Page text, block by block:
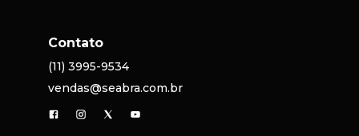
Contato
(11) 3995-9534
vendas@seabra.com.br